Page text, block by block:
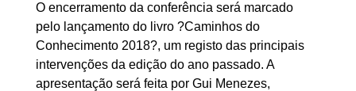
O encerramento da conferência será marcado
pelo lançamento do livro ?Caminhos do
Conhecimento 2018?, um registo das principais
intervenções da edição do ano passado. A
apresentação será feita por Gui Menezes,